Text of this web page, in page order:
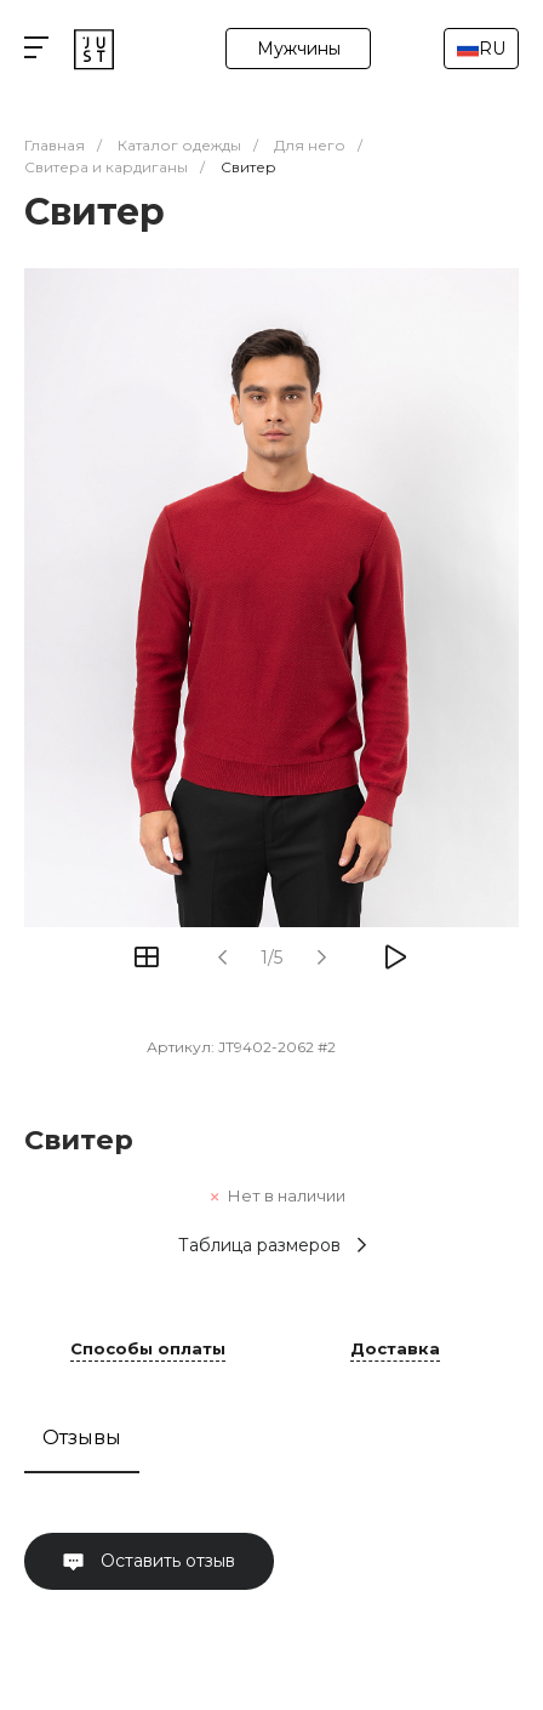
Мужчины RU
Главная / Каталог одежды / Для него
/
Свитера и кардиганы
/ Свитер
Свитер
1/5
Артикул: JT9402-2062 #2
Свитер
Нет в наличии
Таблица размеров
Способы оплаты Доставка
Отзывы
Оставить отзыв